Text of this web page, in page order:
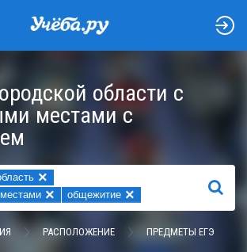
области с
местами с
×
× общежитие × НАЙТИ
РАСПОЛОЖЕНИЕ ПРЕДМЕТЫ ЕГЭ